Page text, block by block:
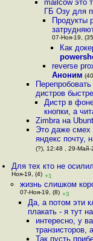
mailcow это
ГБ Озу для
Продукты
07-Ноя-19,
Как
reverse
Аноним
дистров
Дистр в
кнопки, а
Zimbra на
Это даже смех
яндекс почту,
(?), 12:48 , 29-Май-
Для тех кто не
Ноя-19, (4) +1
жизнь слишком
07-Ноя-19, (8) +3
Да, а потом эти
плакать - я тут
интересно, у
транзисторов,
Так пусть